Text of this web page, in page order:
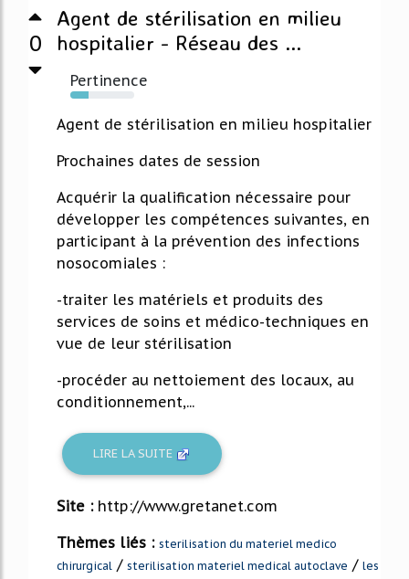
0
Agent de stérilisation en milieu
hospitalier - Réseau des ...
Pertinence
28%
Agent de stérilisation en milieu hospitalier
Prochaines dates de session
Acquérir la qualification nécessaire pour
développer les compétences suivantes, en
participant à la prévention des infections
nosocomiales :
-traiter les matériels et produits des
services de soins et médico-techniques en
vue de leur stérilisation
-procéder au nettoiement des locaux, au
conditionnement,...
LIRE LA SUITE
Site : http://www.gretanet.com
Thèmes liés : sterilisation du materiel medico
chirurgical / sterilisation materiel medical autoclave / les